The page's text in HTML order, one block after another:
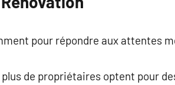
pour répondre aux attentes
de propriétaires optent pour